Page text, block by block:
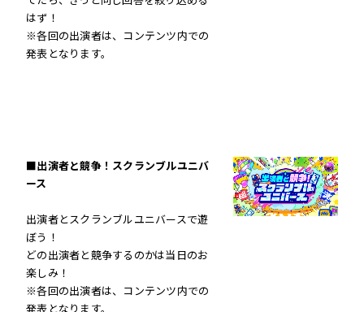
はず！
※各回の出演者は、コンテンツ内での
発表となります。
■出演者と競争！スクランブルユニバ
ース
出演者とスクランブルユニバースで遊
ぼう！
どの出演者と競争するのかは当日のお
楽しみ！
※各回の出演者は、コンテンツ内での
発表となります。